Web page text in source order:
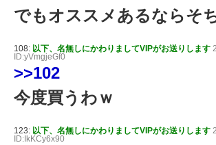
でもオススメあるならそ
108: 以下、名無しにかわりましてVIPがお送りします
ID:yVmgjeGf0
>>102
今度買うわｗ
123: 以下、名無しにかわりましてVIPがお送りします
ID:IkKCy6x90